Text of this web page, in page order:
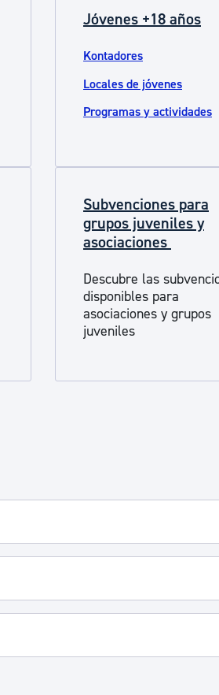
Jóvenes +18 años
Kontadores
Locales de jóvenes
Programas y actividades
Subvenciones para
grupos juveniles y
asociaciones
Descubre las
disponibles para
asociaciones y grupos
juveniles